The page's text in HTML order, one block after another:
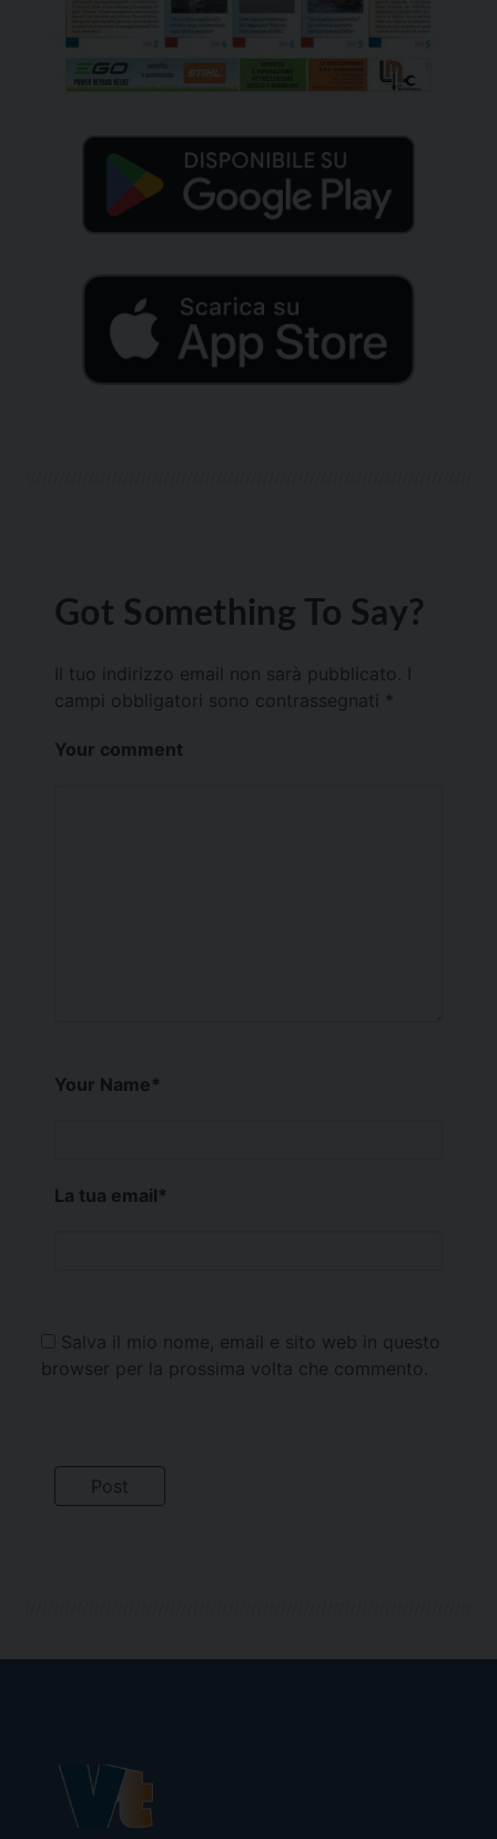
Got Something To Say?
Il tuo indirizzo email non sarà pubblicato.
campi obbligatori sono contrassegnati *
Your comment
Your Name*
La tua email*
Salva il mio nome, email e sito web in questo
browser per la prossima volta che commento.